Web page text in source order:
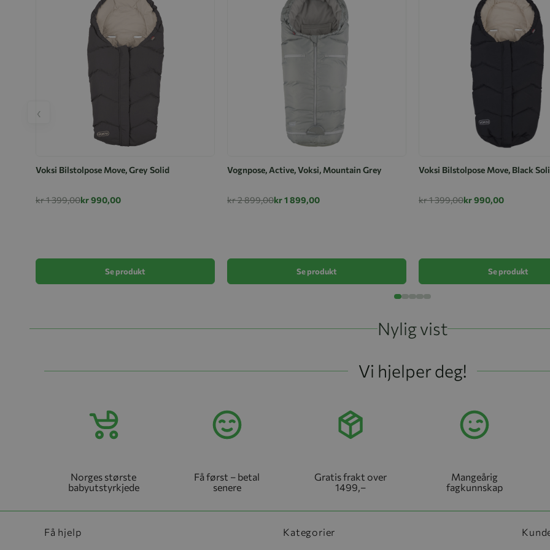
Voksi Bilstolpose Move, Grey Solid
kr 1 399,00kr 990,00
Se produkt
Vognpose, Active, Voksi, Mountain Grey
kr 2 899,00kr 1 899,00
Se produkt
Voksi Bilstolpose Move, Black
kr 1 399,00kr 990,00
Se produkt
‹
Nylig vist
Vi hjelper deg!
Norges største
babyutstyrkjede
Få først – betal
senere
Gratis frakt over
1499,–
Mangeårig
fagkunnskap
Få hjelp Kategorier